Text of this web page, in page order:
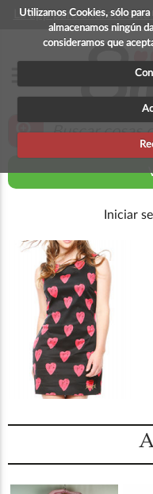
Utilizamos Cookies, sólo
almacenamos ningún
consideramos que
La app para android
zoom_in
Iniciar